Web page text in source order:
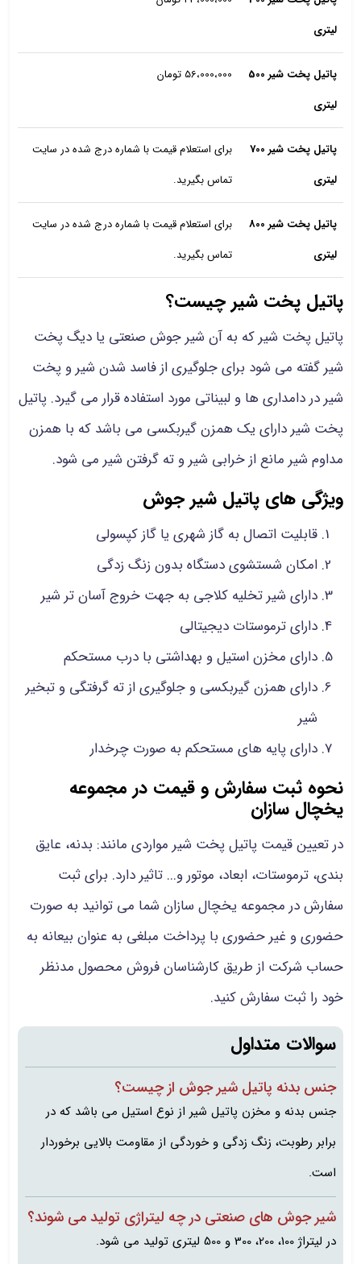
لیتری
پاتیل پخت شیر 500
لیتری
56،000،000 تومان
پاتیل پخت شیر 700
لیتری
برای استعلام قیمت با شماره درج شده در سایت
تماس بگیرید.
پاتیل پخت شیر 800
لیتری
برای استعلام قیمت با شماره درج شده در سایت
تماس بگیرید.
پاتیل پخت شیر چیست؟
پاتیل پخت شیر که به آن شیر جوش صنعتی یا دیگ پخت
شیر گفته می شود برای جلوگیری از فاسد شدن شیر و پخت
شیر در دامداری ها و لبیناتی مورد استفاده قرار می گیرد. پاتیل
پخت شیر دارای یک همزن گیربکسی می باشد که با همزن
مداوم شیر مانع از خرابی شیر و ته گرفتن شیر می شود.
ویژگی های پاتیل شیر جوش
قابلیت اتصال به گاز شهری یا گاز کپسولی
امکان شستشوی دستگاه بدون زنگ زدگی
دارای شیر تخلیه کلاجی به جهت خروج آسان تر شیر
دارای ترموستات دیجیتالی
دارای مخزن استیل و بهداشتی با درب مستحکم
دارای همزن گیربکسی و جلوگیری از ته گرفتگی و تبخیر
شیر
دارای پایه های مستحکم به صورت چرخدار
نحوه ثبت سفارش و قیمت در مجموعه
یخچال سازان
در تعیین قیمت پاتیل پخت شیر مواردی مانند: بدنه، عایق
بندی، ترموستات، ابعاد، موتور و... تاثیر دارد. برای ثبت
سفارش در مجموعه یخچال سازان شما می توانید به صورت
حضوری و غیر حضوری با پرداخت مبلغی به عنوان بیعانه به
حساب شرکت از طریق کارشناسان فروش محصول مدنظر
خود را ثبت سفارش کنید.
سوالات متداول
جنس بدنه پاتیل شیر جوش از چیست؟
جنس بدنه و مخزن پاتیل شیر از نوع استیل می باشد که در
برابر رطوبت، زنگ زدگی و خوردگی از مقاومت بالایی برخوردار
است.
شیر جوش های صنعتی در چه لیتراژی تولید می شوند؟
در لیتراژ 100، 200، 300 و 500 لیتری تولید می شود.